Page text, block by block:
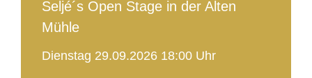
Seljé´s Open Stage in der Alten
Mühle
Dienstag 29.09.2026 18:00 Uhr